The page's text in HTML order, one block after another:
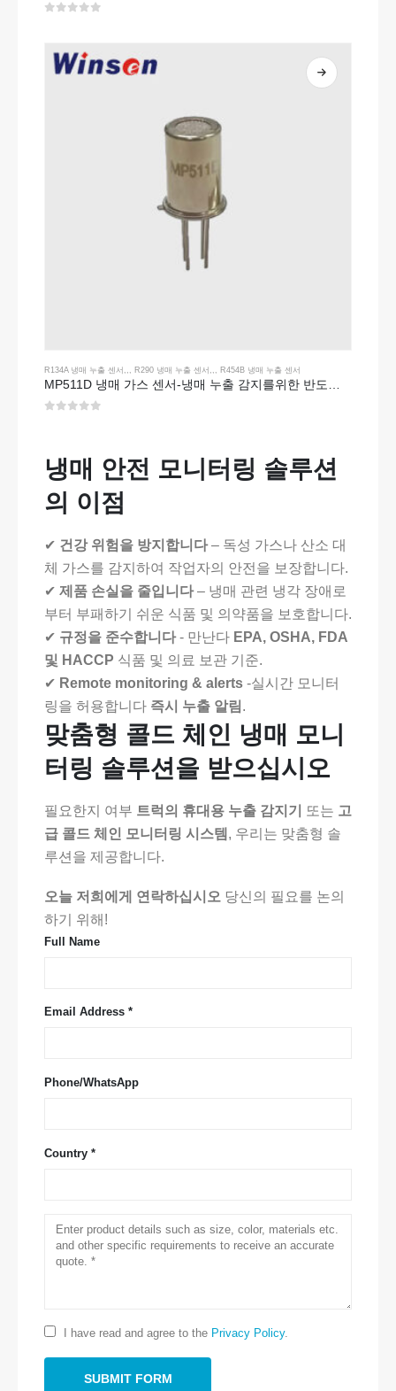
R134A 냉매 누출 센서 ,,, R290 냉매 누출 센서 ,,, R454B 냉매 누출 센서
MP511D 냉매 가스 센서-냉매 누출 감지를위한 반도체 기반 센서
냉매 안전 모니터링 솔루션
의 이점
✔ 건강 위험을 방지합니다– 독성 가스나 산소 대
체 가스를 감지하여 작업자의 안전을 보장합니다.
✔ 제품 손실을 줄입니다– 냉매 관련 냉각 장애로
부터 부패하기 쉬운 식품 및 의약품을 보호합니다.
✔ 규정을 준수합니다- 만난다 EPA, OSHA, FDA
및 HACCP 식품 및 의료 보관 기준.
✔ Remote monitoring & alerts -실시간 모니터
링을 허용합니다 즉시 누출 알림 .
맞춤형 콜드 체인 냉매 모니
터링 솔루션을 받으십시오
필요한지 여부 트럭의 휴대용 누출 감지기 또는 고
급 콜드 체인 모니터링 시스템 , 우리는 맞춤형 솔
루션을 제공합니다.
오늘 저희에게 연락하십시오 당신의 필요를 논의
하기 위해!
Full Name
Email Address *
Phone/WhatsApp
Country *
I have read and agree to the Privacy Policy.
저희에게 연락하십시오
이메일:cece@winsensor.com